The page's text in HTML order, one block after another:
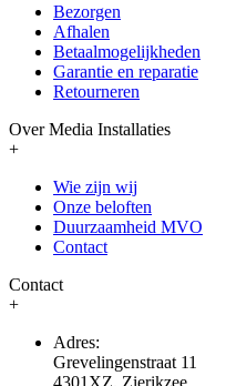
Bezorgen
Afhalen
Betaalmogelijkheden
Garantie en reparatie
Retourneren
Over Media Installaties
+
Wie zijn wij
Onze beloften
Duurzaamheid MVO
Contact
Contact
+
Adres:
Grevelingenstraat 11
4301XZ, Zierikzee